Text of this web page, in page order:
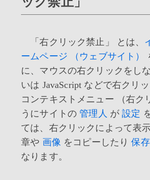
「右クリック禁止」 とは、
ームページ （ウェブサイト）
に、マウスの右クリックをし
いは JavaScript などで右クリ
コンテキストメニュー （右ク
うにサイトの管理人 が設定
ては、右クリックによって表
章や 画像 をコピーしたり保存
なります。